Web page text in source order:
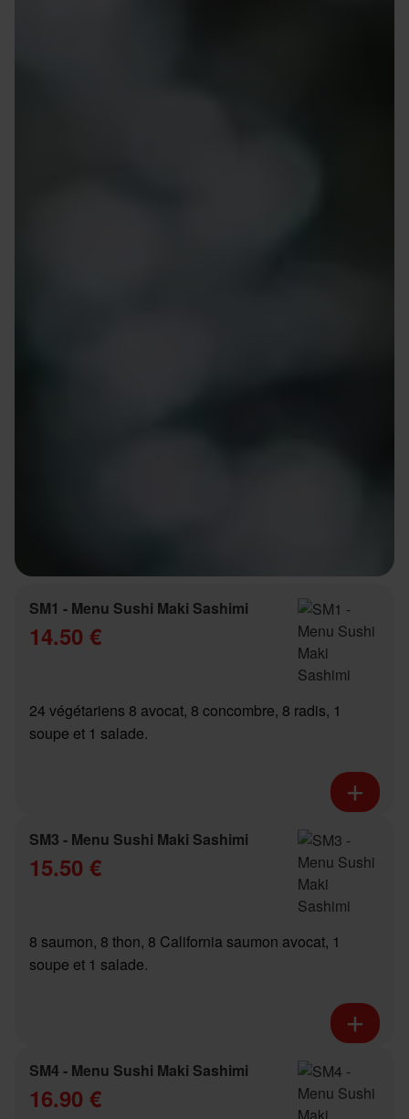
SM1 - Menu Sushi Maki Sashimi
14.50 €
24 végétariens 8 avocat, 8 concombre, 8 radis, 1
soupe et 1 salade.
SM3 - Menu Sushi Maki Sashimi
15.50 €
8 saumon, 8 thon, 8 California saumon avocat, 1
soupe et 1 salade.
SM4 - Menu Sushi Maki Sashimi
16.90 €